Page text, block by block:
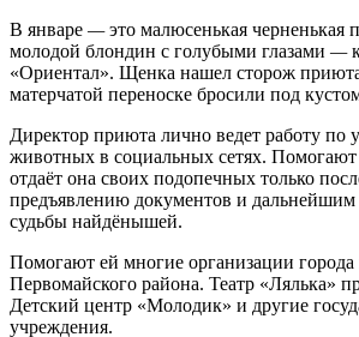
В январе —это малюсенькая черненькая
молодой блондин с голубыми глазами —
«Ориентал». Щенка нашел сторож приюта
матерчатой переноске бросили под
Директор приюта лично ведет работу по
животных в социальных сетях.
отдаёт она своих подопечных только
предъявлению документов и
судьбы найдёнышей.
Помогают ей многие организации города
Первомайского района. Театр «Лялька»
Детский центр «Молодик» и другие
учреждения.